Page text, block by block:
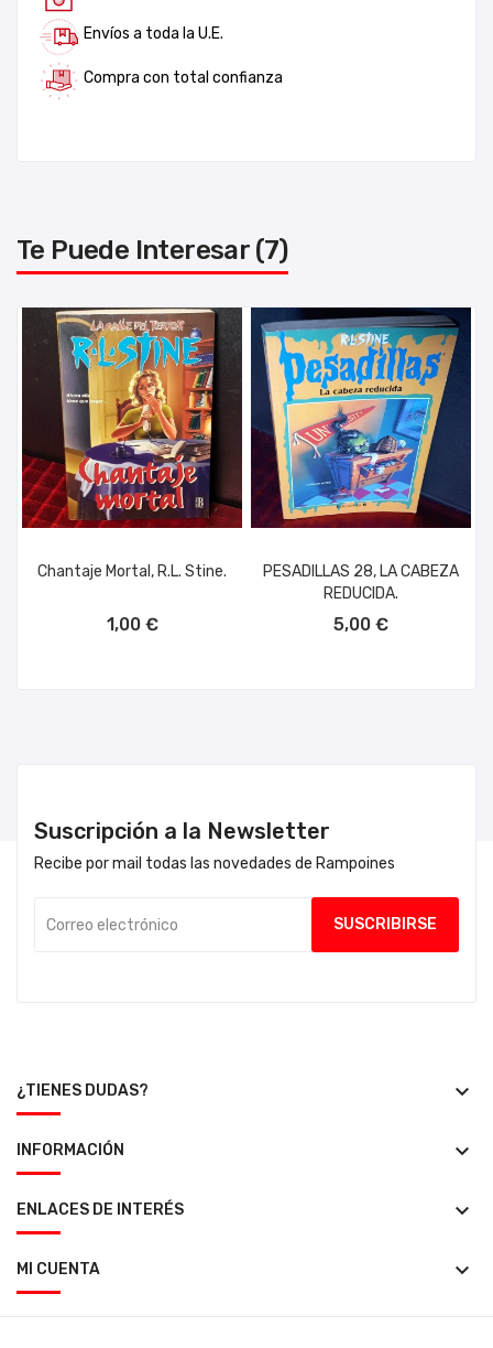
Envíos a toda la U.E.
Compra con total confianza
Te Puede Interesar (7)
Chantaje Mortal, R.L. Stine.
1,00 €
PESADILLAS 28, LA CABEZA
REDUCIDA.
5,00 €
Suscripción a la Newsletter
Recibe por mail todas las novedades de Rampoines
¿TIENES DUDAS? keyboard_arrow_down
INFORMACIÓN keyboard_arrow_down
ENLACES DE INTERÉS keyboard_arrow_down
MI CUENTA keyboard_arrow_down